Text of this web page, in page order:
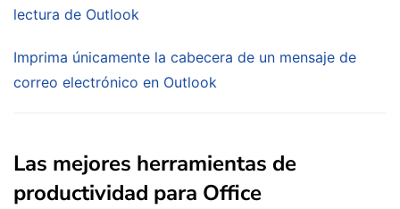
lectura de Outlook
Imprima únicamente la cabecera de un mensaje de
correo electrónico en Outlook
Las mejores herramientas de
productividad para Office